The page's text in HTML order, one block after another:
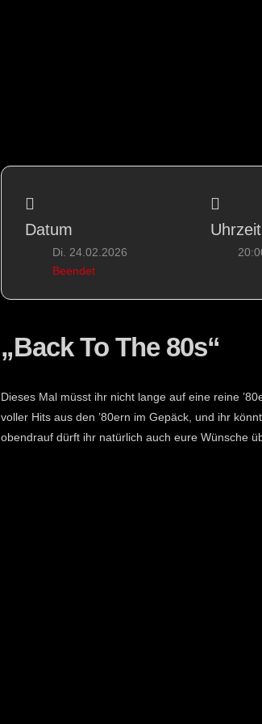
Datum
Di. 24.02.2026
Beendet
Uhrzeit
„Back To The 80s“
Dieses Mal müsst ihr nicht lange auf eine reine
voller Hits aus den ’80ern im Gepäck, und ihr
obendrauf dürft ihr natürlich auch eure Wünsche